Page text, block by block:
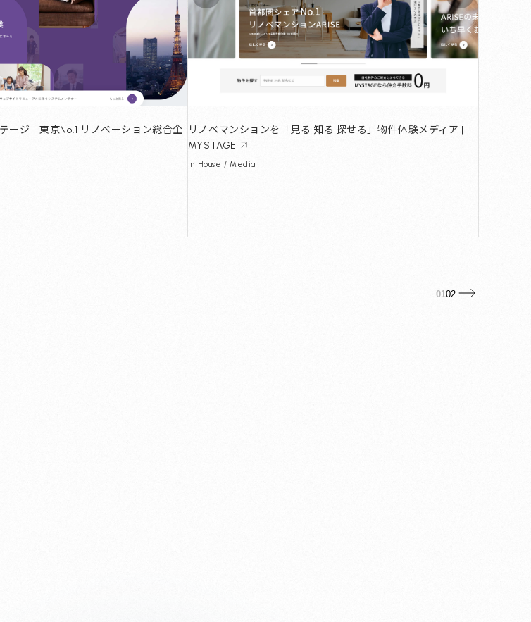
ージ - 東京No.1 リノベーション総合企
リノベマンションを「見る 知る 探せる」物件体験メディア |
MYSTAGE
In House / Media
0102